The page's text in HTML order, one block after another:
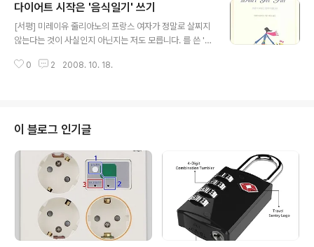
고 외국 여행과 망명길에 먹어 본 유럽 여러 나라의 맛있는
음식이야기와 그 음식에 얽힌 작가의 삶이 담긴 이야기책
이다. 책 제목 그대로 작가 황석영의 맛과 한 평생 추억이
다. 아련한 추억이 담긴 먹거리를 중심으로 작가 황석영의
다이어트 시작은 '음식일기' 쓰기
[서평] 미레이유 줄리아노의 프랑스 여자가 정말로 살찌지
않는다는 것이 사실인지 아닌지는 저도 모릅니다. 를 쓴 '미
프랑스에서 태어나고 자란 그녀는 자신의 관찰력으로 지켜
였다고 합니다. 미국인들 앞에 놓여진 음식을 먹으면서 왜
미국 사람들은 살이 찌는지 반대로 왜 프랑스 여자들은 살
이 찌지 않는지를 알게 되었다는 것입니다. 그녀가 밝힌 프
랑스 여자가 살찌지 않는 비밀은 바로 현명한 생활습관과
식습관을 가지고 있기 때문이랍니다. 그리고 그것은 프랑
스 문명이 일구어 놓은 몇 가지 위..
0 2 2008. 10. 18.
이 블로그 인기글